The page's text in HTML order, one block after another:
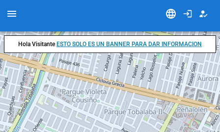
Hola Visitante ESTO SOLO ES UN BANNER PARA DAR INFORMACION